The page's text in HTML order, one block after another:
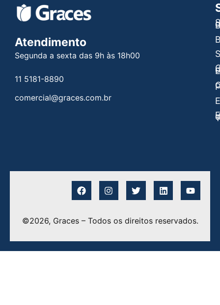
Atendimento
Segunda a sexta das 9h às 18h00
11 5181-8890
comercial@graces.com.br
©2026, Graces – Todos os direitos reservados.